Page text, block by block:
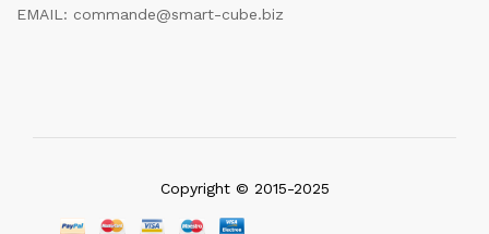
EMAIL: commande@smart-cube.biz
Copyright © 2015-2025